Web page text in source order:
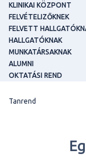
KLINIKAI KÖZPONT
FELVÉTELIZŐKNEK
FELVETT
HALLGATÓKNAK
MUNKATÁRSAKNAK
ALUMNI
OKTATÁSI REND
Tanrend